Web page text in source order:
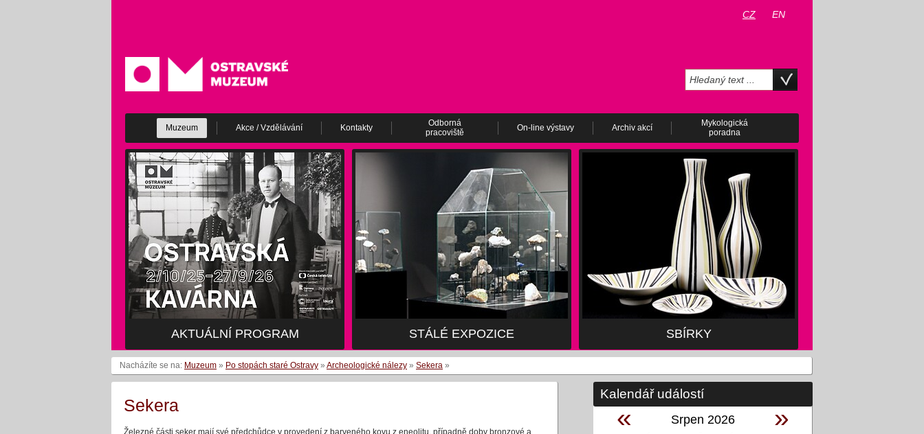
CZ EN
Muzeum Akce / Vzdělávání Kontakty
Odborná
pracoviště
On-line výstavy Archiv akcí
Mykologická
poradna
AKTUÁLNÍ PROGRAM
AKTUÁLNÍ PROGRAM STÁLÉ EXPOZICE
STÁLÉ EXPOZICE SBÍRKY
SBÍRKY
Nacházíte se na: Muzeum » Po stopách staré Ostravy » Archeologické nálezy » Sekera »
Kalendář událostí
« Srpen 2026 »
Sekera